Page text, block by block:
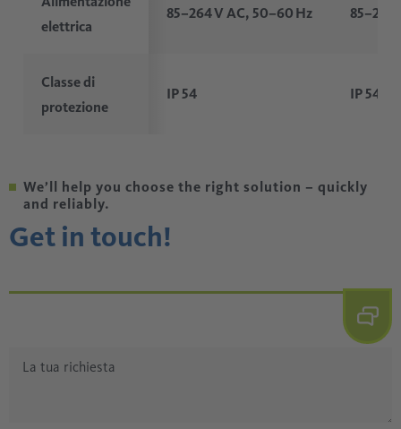
elettrica
Classe di
protezione
85–264 V AC, 50–60 Hz
IP 54
85–264
IP 54
We’ll help you choose the right solution – quickly
and reliably.
Get in touch!
La tua richiesta